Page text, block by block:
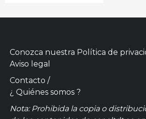
Conozca nuestra Política de
Aviso legal
Contacto /
¿ Quiénes somos ?
Nota: Prohibida la copia o